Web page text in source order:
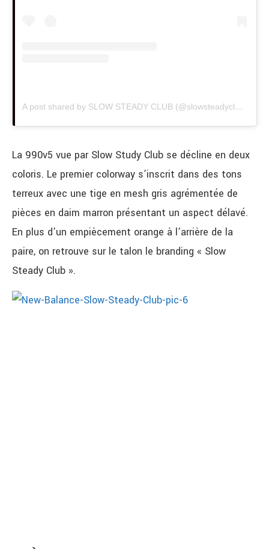
A post shared by SLOW STEADY CLUB (@slowsteadyclub)
La 990v5 vue par Slow Study Club se décline en deux
coloris. Le premier colorway s’inscrit dans des tons
terreux avec une tige en mesh gris agrémentée de
pièces en daim marron présentant un aspect délavé.
En plus d’un empiècement orange à l’arrière de la
paire, on retrouve sur le talon le branding « Slow
Steady Club ».